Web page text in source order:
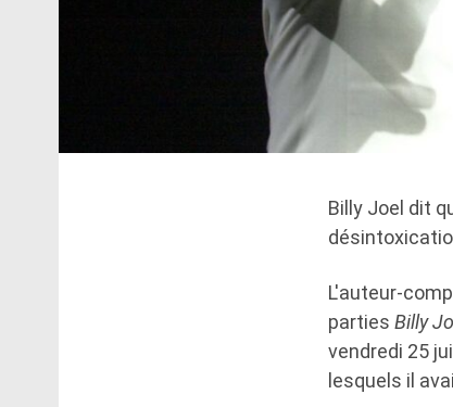
Billy Joel dit
L'auteur-
parties Billy
vendredi 25
lesquels il